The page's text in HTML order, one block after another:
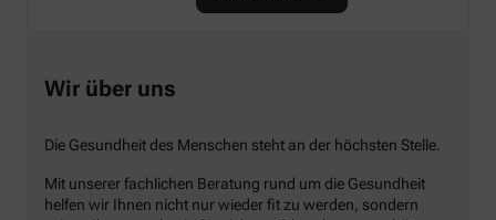
Wir über uns
Die Gesundheit des Menschen steht an der höchsten Stelle.
Mit unserer fachlichen Beratung rund um die Gesundheit
helfen wir Ihnen nicht nur wieder fit zu werden, sondern